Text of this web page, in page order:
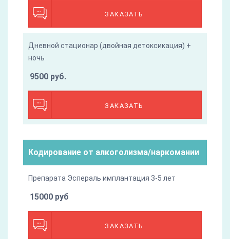
ЗАКАЗАТЬ
Дневной стационар (двойная детоксикация) +
ночь
ЗАКАЗАТЬ
9500 руб.
Кодирование от алкоголизма/наркомании
Препарата Эспераль имплантация 3-5 лет
ЗАКАЗАТЬ
15000 руб